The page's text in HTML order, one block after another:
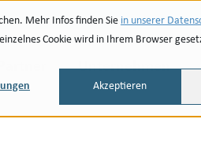
Mehr Infos finden Sie in unserer
Cookie wird in Ihrem Browser
Akzeptieren
Unternehmen